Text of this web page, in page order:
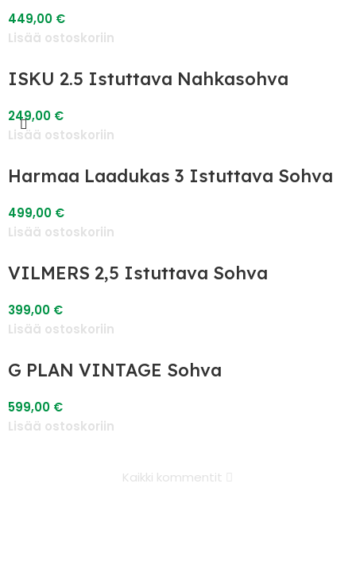
449,00 €
Lisää ostoskoriin
ISKU 2.5 Istuttava Nahkasohva
249,00 €
Lisää ostoskoriin
Harmaa Laadukas 3 Istuttava Sohva
499,00 €
Lisää ostoskoriin
VILMERS 2,5 Istuttava Sohva
399,00 €
Lisää ostoskoriin
G PLAN VINTAGE Sohva
599,00 €
Lisää ostoskoriin
Kaikki kommentit